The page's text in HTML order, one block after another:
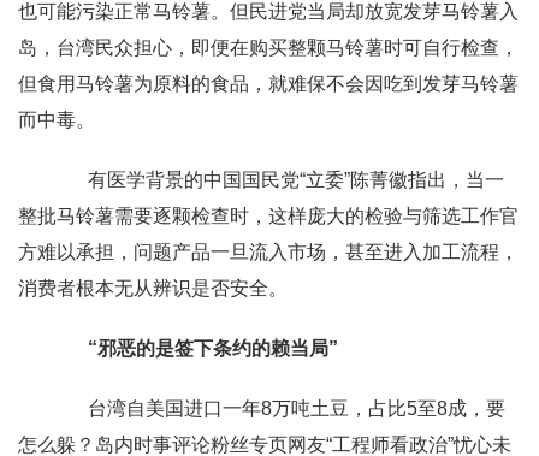
也可能污染正常马铃薯。但民进党当局却放宽发芽马铃薯入
岛，台湾民众担心，即便在购买整颗马铃薯时可自行检查，
但食用马铃薯为原料的食品，就难保不会因吃到发芽马铃薯
而中毒。
有医学背景的中国国民党“立委”陈菁徽指出，当一
整批马铃薯需要逐颗检查时，这样庞大的检验与筛选工作官
方难以承担，问题产品一旦流入市场，甚至进入加工流程，
消费者根本无从辨识是否安全。
“邪恶的是签下条约的赖当局”
台湾自美国进口一年8万吨土豆，占比5至8成，要
怎么躲？岛内时事评论粉丝专页网友“工程师看政治”忧心未